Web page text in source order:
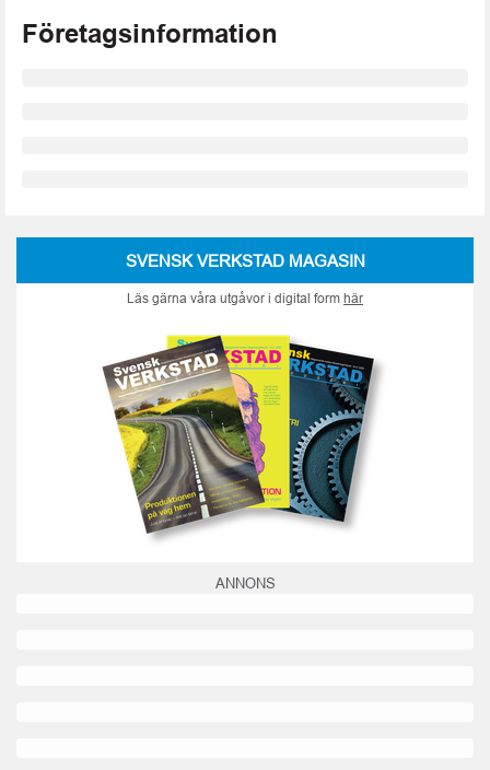
Företagsinformation
SVENSK VERKSTAD MAGASIN
Läs gärna våra utgåvor i digital form här
ANNONS